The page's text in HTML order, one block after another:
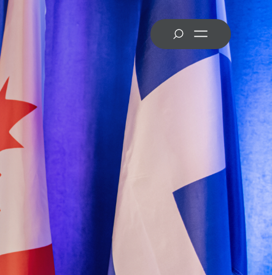
MRC des Laurentides
MRC des Pays-d’en-Haut
MRC de la Rivière-du-Nord